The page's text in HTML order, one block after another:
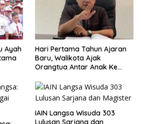
Ayah
Hari Pertama Tahun Ajaran
Baru, Walikota Ajak
Orangtua Antar Anak Ke
IAIN Langsa Wisuda 303
Lulusan Sarjana dan